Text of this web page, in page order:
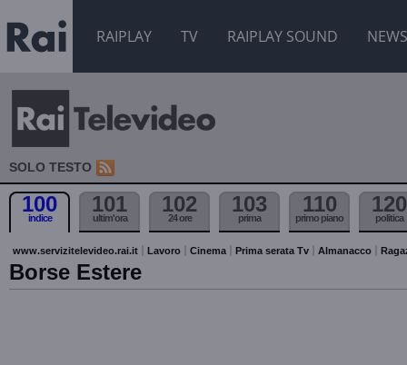
RAIPLAY TV RAIPLAY SOUND NEWS
SOLO TESTO
100
indice
101
ultim'ora
102
24 ore
103
prima
110
primo piano
120
politica
www.servizitelevideo.rai.it Lavoro Cinema Prima serata Tv Almanacco
Borse Estere